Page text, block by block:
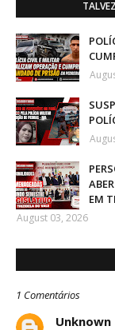
EM
August 03, 2026
1 Comentários
Unknown